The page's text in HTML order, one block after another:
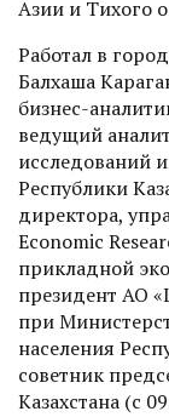
Азии и Тихого
Работал в
Балхаша
бизнес-
ведущий
исследований
Республики
директора,
Economic
прикладной
президент АО
при
населения
советник
Казахстана (с